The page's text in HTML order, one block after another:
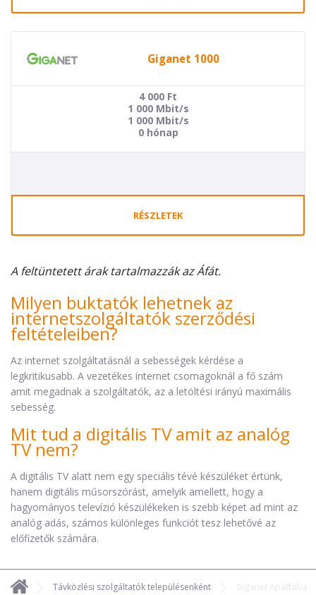
Giganet 1000
4 000 Ft
1 000 Mbit/s
1 000 Mbit/s
0 hónap
RÉSZLETEK
A feltüntetett árak tartalmazzák az Áfát.
Milyen buktatók lehetnek az
internetszolgáltatók szerződési
feltételeiben?
Az internet szolgáltatásnál a sebességek kérdése a
legkritikusabb. A vezetékes internet csomagoknál a fő szám
amit megadnak a szolgáltatók, az a letöltési irányú maximális
sebesség.
Mit tud a digitális TV amit az analóg
TV nem?
A digitális TV alatt nem egy speciális tévé készüléket értünk,
hanem digitális műsorszórást, amelyik amellett, hogy a
hagyományos televízió készülékeken is szebb képet ad mint az
analóg adás, számos különleges funkciót tesz lehetővé az
előfizetők számára.
Távközlési szolgáltatók településenként Giganet Apátfalva